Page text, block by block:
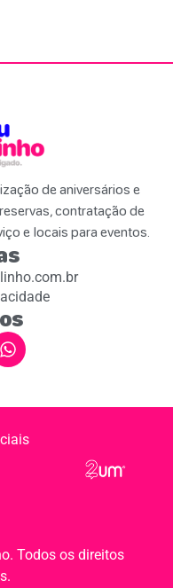
de aniversários e
contratação de
e locais para eventos.
Todos os direitos